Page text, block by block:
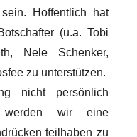
Hoffentlich hat
(u.a. Tobi
Nele Schenker,
zu unterstützen.
nicht persönlich
werden wir eine
teilhaben zu